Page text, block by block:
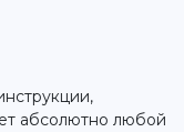
абсолютно любой